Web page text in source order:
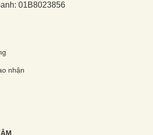
01B8023856
nhận